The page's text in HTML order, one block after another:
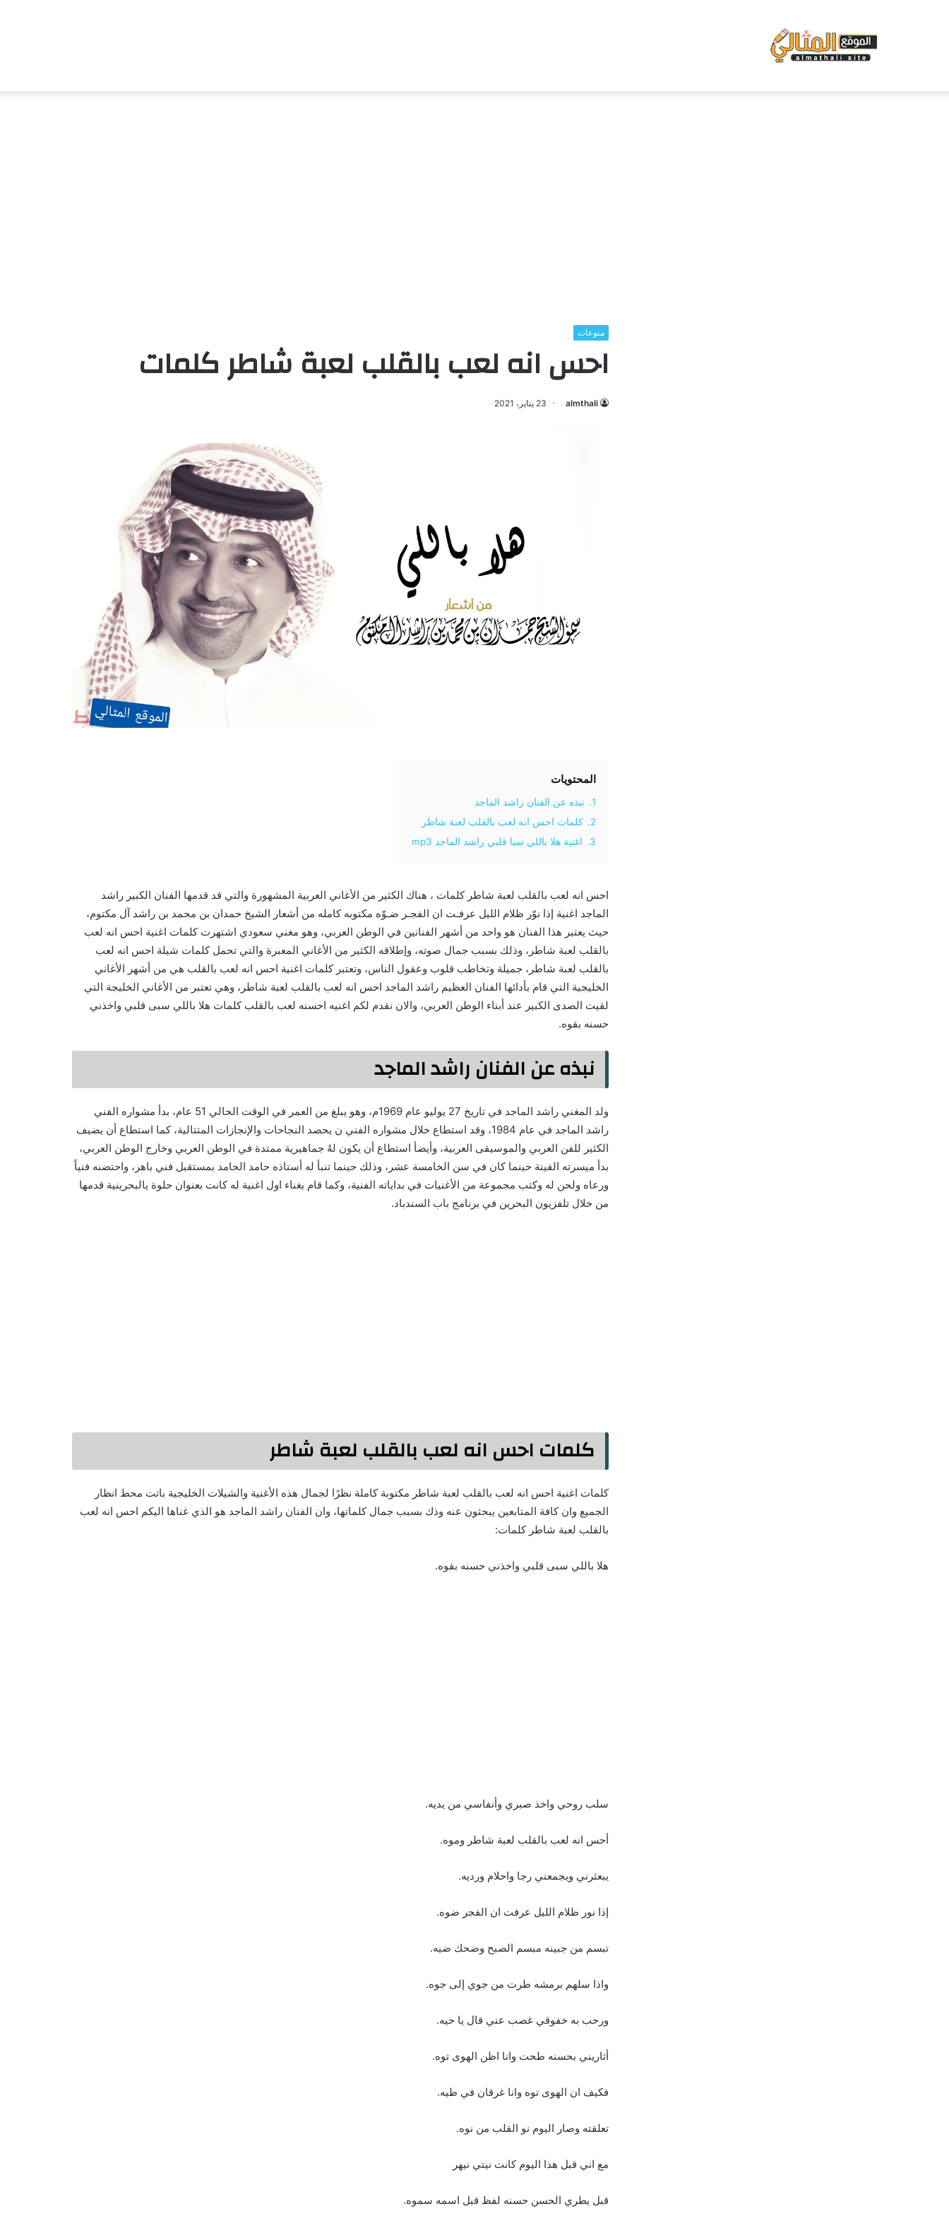
منوعات
احس انه لعب بالقلب لعبة شاطر كلمات
almthali 23 يناير، 2021
المحتويات
1.
نبذه عن الفنان راشد الماجد
2.
كلمات احس انه لعب بالقلب لعبة شاطر
3.
اغنية هلا باللي سبا قلبي راشد الماجد mp3
احس انه لعب بالقلب لعبة شاطر كلمات ، هناك الكثير من الأغاني العربية المشهورة والتي قد قدمها الفنان الكبير راشد
الماجد اغنية إذا نوّر ظلام الليل عرفـت ان الفجـر ضـوّه مكتوبه كامله من أشعار الشيخ حمدان بن محمد بن راشد آل مكتوم،
حيث يعتبر هذا الفنان هو واحد من أشهر الفنانين في الوطن العربي، وهو مغني سعودي اشتهرت كلمات اغنية احس انه لعب
بالقلب لعبة شاطر، وذلك بسبب جمال صوته، وإطلاقه الكثير من الأغاني المعبرة والتي تحمل كلمات شيلة احس انه لعب
بالقلب لعبة شاطر، جميلة وتخاطب قلوب وعقول الناس، وتعتبر كلمات اغنية احس انه لعب بالقلب هي من أشهر الأغاني
الخليجية التي قام بأدائها الفنان العظيم راشد الماجد احس انه لعب بالقلب لعبة شاطر، وهي تعتبر من الأغاني الخليجة التي
لقيت الصدى الكبير عند أبناء الوطن العربي، والان نقدم لكم اغنيه احسنه لعب بالقلب كلمات هلا باللي سبى قلبي واخذني
حسنه بقوه.
نبذه عن الفنان راشد الماجد
ولد المغني راشد الماجد في تاريخ 27 يوليو عام 1969م، وهو يبلغ من العمر في الوقت الحالي 51 عام، بدأ مشواره الفني
راشد الماجد في عام 1984، وقد استطاع خلال مشواره الفني ن يحصد النجاحات والإنجازات المتتالية، كما استطاع أن يضيف
الكثير للفن العربي والموسيقى العربية، وأيضأ استطاع أن يكون لهُ جماهيرية ممتدة في الوطن العربي وخارج الوطن العربي،
بدأ ميسرته الفينة حينما كان في سن الخامسة عشر، وذلك حينما تنبأ له أستاذه حامد الحامد بمستقبل فني باهر، واحتضنه فنياً
ورعاه ولحن له وكتب مجموعة من الأغنيات في بداياته الفنية، وكما قام بغناء اول اغنية له كانت بعنوان حلوة يالبحرينية قدمها
من خلال تلفزيون البحرين في برنامج باب السندباد.
كلمات احس انه لعب بالقلب لعبة شاطر
كلمات اغنية احس انه لعب بالقلب لعبة شاطر مكتوبة كاملة نظرًا لجمال هذه الأغنية والشيلات الخليجية باتت محط انظار
الجميع وان كافة المتابعين يبحثون عنه وذك بسبب جمال كلماتها، وان الفنان راشد الماجد هو الذي غناها اليكم احس انه لعب
بالقلب لعبة شاطر كلمات:
هلا باللي سبى قلبي واخذني حسنه بقوه.
سلب روحي واخذ صبري وأنفاسي من يديه.
أحس انه لعب بالقلب لعبة شاطر وموه.
يبعثرني ويجمعني رجا واحلام ورديه.
إذا نور ظلام الليل عرفت ان الفجر ضوه.
تبسم من جبينه مبسم الصبح وضحك ضيه.
واذا سلهم برمشه طرت من جوي إلى جوه.
ورحب به خفوقي غصب عني قال يا حيه.
أثاريني بحسنه طحت وانا اظن الهوى توه.
فكيف ان الهوى توه وانا غرقان في طيه.
تعلقته وصار اليوم نو القلب من نوه.
مع اني قبل هذا اليوم كانت نيتي نيهر
قبل يطري الحسن حسنه لفظ قبل اسمه سموه.